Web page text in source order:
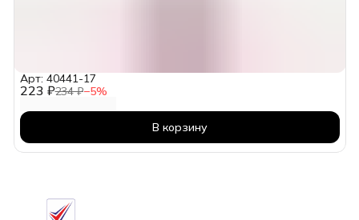
223 ₽234 ₽−5%
Арт: 40441-17
В корзину